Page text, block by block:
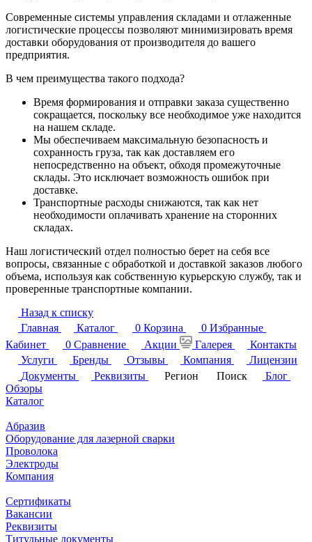
Современные системы управления складами и отлаженные
логистические процессы позволяют минимизировать время
доставки оборудования от производителя до вашего
предприятия.
В чем преимущества такого подхода?
Время формирования и отправки заказа существенно
сокращается, поскольку все необходимое уже находится
на нашем складе.
Мы обеспечиваем максимальную безопасность и
сохранность груза, так как доставляем его
непосредственно на объект, обходя промежуточные
склады. Это исключает возможность ошибок при
доставке.
Транспортные расходы снижаются, так как нет
необходимости оплачивать хранение на сторонних
складах.
Наш логистический отдел полностью берет на себя все
вопросы, связанные с обработкой и доставкой заказов любого
объема, используя как собственную курьерскую службу, так и
проверенные транспортные компании.
Назад к списку
Главная
Каталог 0 Корзина 0 Избранные
Кабинет
0 Сравнение Акции Галерея
Контакты
Услуги
Бренды Отзывы Компания
Лицензии
Документы
Реквизиты Регион Поиск
Блог
Обзоры
Каталог
Абразив
Оборудование для лазерной сварки
Проволока
Электроды
Компания
Сертификаты
Вакансии
Реквизиты
Титульные документы